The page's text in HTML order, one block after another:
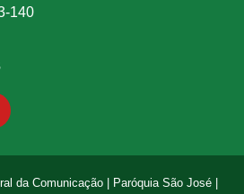
140
da Comunicação | Paróquia São José |